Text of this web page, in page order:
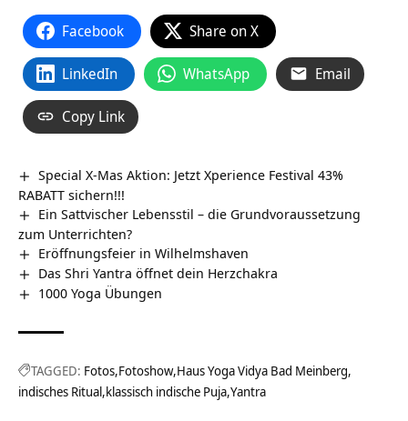
Facebook Share on X
LinkedIn WhatsApp Email
Copy Link
Special X-Mas Aktion: Jetzt Xperience Festival 43%
RABATT sichern!!!
Ein Sattvischer Lebensstil – die Grundvoraussetzung
zum Unterrichten?
Eröffnungsfeier in Wilhelmshaven
Das Shri Yantra öffnet dein Herzchakra
1000 Yoga Übungen
TAGGED: Fotos Fotoshow Haus Yoga Vidya Bad Meinberg
indisches Ritual klassisch indische Puja Yantra